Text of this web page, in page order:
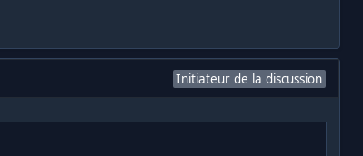
Initiateur de la discussion